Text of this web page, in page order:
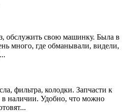
обслужить свою машинку. Была в
много, где обманывали, видели,
фильтра, колодки. Запчасти к
наличии. Удобно, что можно